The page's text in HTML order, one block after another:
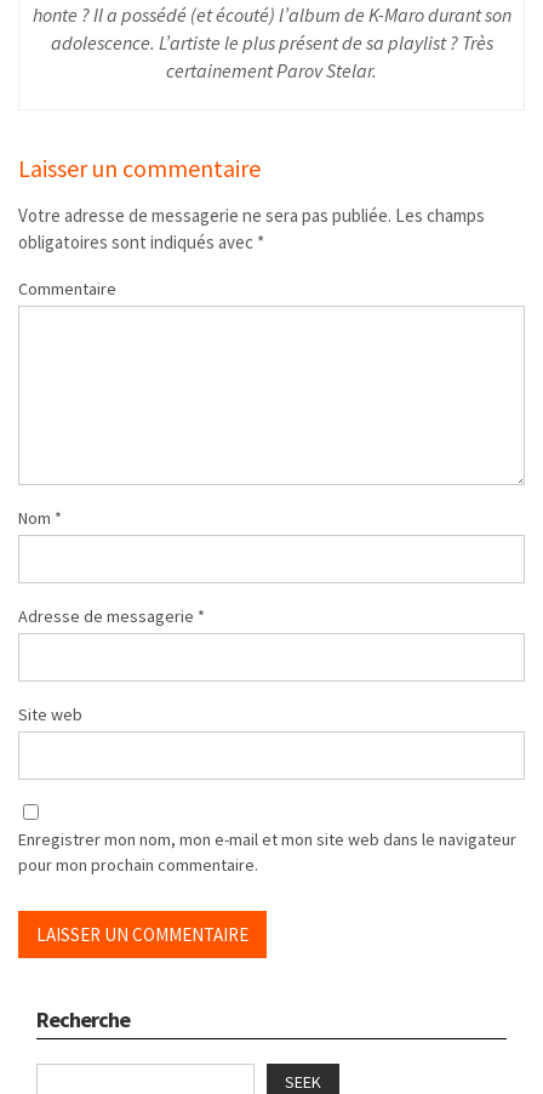
honte ? Il a possédé (et écouté) l’album de K-Maro durant son
adolescence. L’artiste le plus présent de sa playlist ? Très
certainement Parov Stelar.
Laisser un commentaire
Votre adresse de messagerie ne sera pas publiée. Les champs
obligatoires sont indiqués avec *
Commentaire
Nom *
Adresse de messagerie *
Site web
Enregistrer mon nom, mon e-mail et mon site web dans le navigateur
pour mon prochain commentaire.
Recherche
SEEK